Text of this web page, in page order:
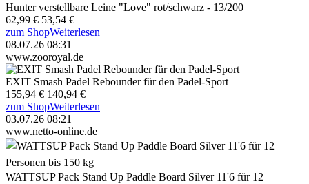
Hunter verstellbare Leine "Love" rot/schwarz - 13/200
62,99 € 53,54 €
zum ShopWeiterlesen
08.07.26 08:31
www.zooroyal.de
EXIT Smash Padel Rebounder für den Padel-Sport
155,94 € 140,94 €
zum ShopWeiterlesen
03.07.26 08:21
www.netto-online.de
WATTSUP Pack Stand Up Paddle Board Silver 11'6 für 12